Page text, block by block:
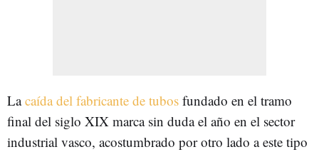
Lacaída del fabricante de tubos fundado en el tramo
final del siglo XIX marca sin duda el año en el sector
industrial vasco, acostumbrado por otro lado a este tipo